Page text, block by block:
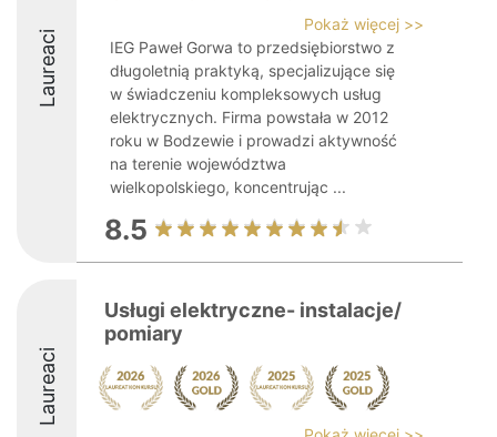
Laureaci
Pokaż więcej >>
IEG Paweł Gorwa to przedsiębiorstwo z
długoletnią praktyką, specjalizujące się
w świadczeniu kompleksowych usług
elektrycznych. Firma powstała w 2012
roku w Bodzewie i prowadzi aktywność
na terenie województwa
wielkopolskiego, koncentrując ...
8.5
Laureaci
Usługi elektryczne- instalacje/
pomiary